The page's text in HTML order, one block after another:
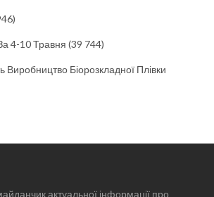
4-10 Травня (39 744)
Виробництво Біорозкладної Плівки
актуальної інформації про